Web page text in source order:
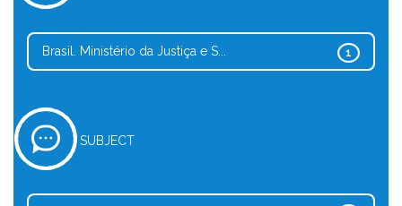
1
Brasil. Ministério da Justiça e S...
SUBJECT